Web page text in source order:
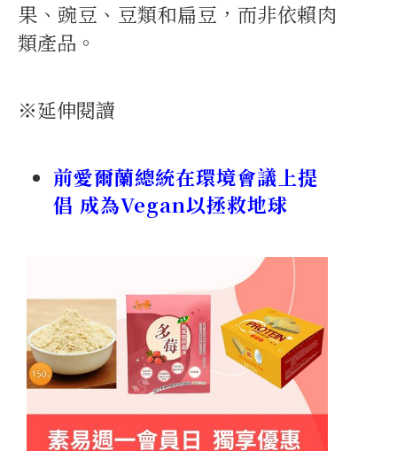
果、豌豆、豆類和扁豆，而非依賴肉
類產品。
※延伸閱讀
前愛爾蘭總統在環境會議上提
倡 成為Vegan以拯救地球